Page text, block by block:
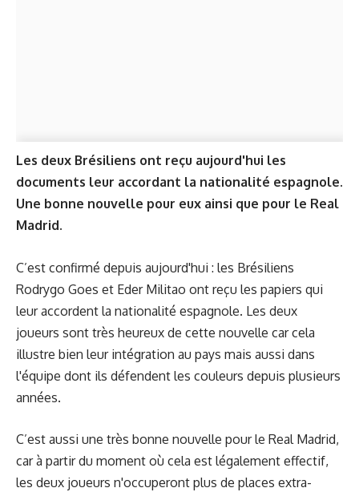
Les deux Brésiliens ont reçu aujourd'hui les
documents leur accordant la nationalité espagnole.
Une bonne nouvelle pour eux ainsi que pour le Real
Madrid.
C’est confirmé depuis aujourd'hui : les Brésiliens
Rodrygo Goes et Eder Militao ont reçu les papiers qui
leur accordent la nationalité espagnole. Les deux
joueurs sont très heureux de cette nouvelle car cela
illustre bien leur intégration au pays mais aussi dans
l'équipe dont ils défendent les couleurs depuis plusieurs
années.
C’est aussi une très bonne nouvelle pour le Real Madrid,
car à partir du moment où cela est légalement effectif,
les deux joueurs n'occuperont plus de places extra-